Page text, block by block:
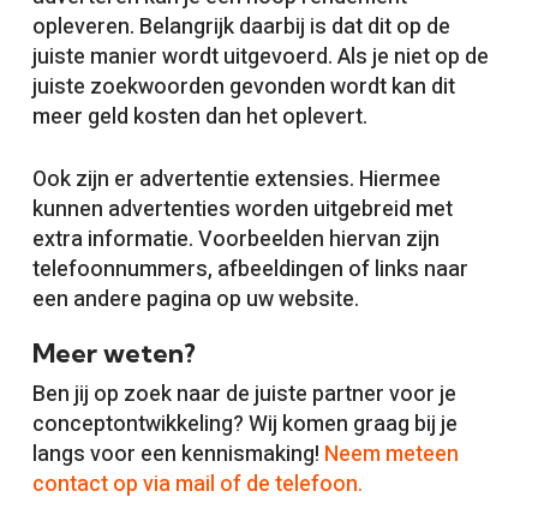
opleveren. Belangrijk daarbij is dat dit op de
juiste manier wordt uitgevoerd. Als je niet op de
juiste zoekwoorden gevonden wordt kan dit
meer geld kosten dan het oplevert.
Ook zijn er advertentie extensies. Hiermee
kunnen advertenties worden uitgebreid met
extra informatie. Voorbeelden hiervan zijn
telefoonnummers, afbeeldingen of links naar
een andere pagina op uw website.
Meer weten?
Ben jij op zoek naar de juiste partner voor je
conceptontwikkeling? Wij komen graag bij je
langs voor een kennismaking! Neem meteen
contact op via mail of de telefoon.